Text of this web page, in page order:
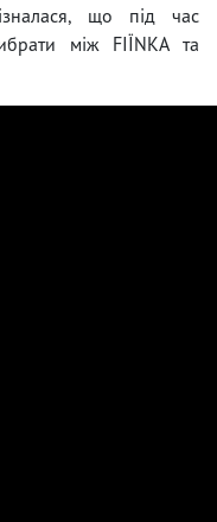
що під час
між FIЇNKA та